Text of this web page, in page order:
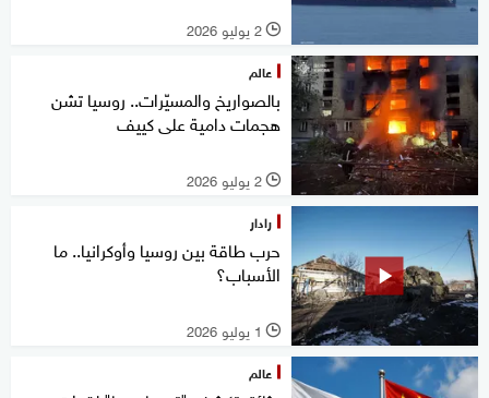
l 2 يوليو 2026
عالم
بالصواريخ والمسيّرات.. روسيا تشن
هجمات دامية على كييف
l 2 يوليو 2026
رادار
حرب طاقة بين روسيا وأوكرانيا.. ما
الأسباب؟
l 1 يوليو 2026
عالم